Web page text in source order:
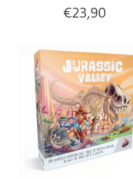
€23,90